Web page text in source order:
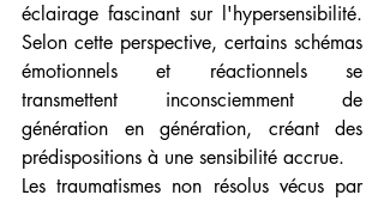
éclairage fascinant sur l'hypersensibilité.
Selon cette perspective, certains schémas
émotionnels et réactionnels se
transmettent inconsciemment de
génération en génération, créant des
prédispositions à une sensibilité accrue.
Les traumatismes non résolus vécus par